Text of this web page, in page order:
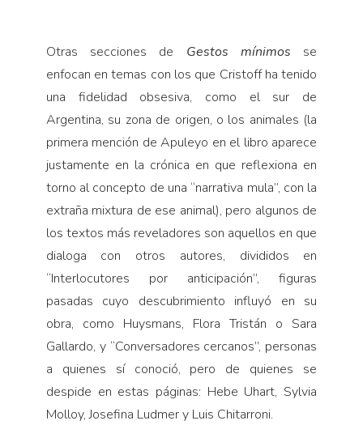
Otras secciones de Gestos mínimos se
enfocan en temas con los que Cristoff ha tenido
una fidelidad obsesiva, como el sur de
Argentina, su zona de origen, o los animales (la
primera mención de Apuleyo en el libro aparece
justamente en la crónica en que reflexiona en
torno al concepto de una “narrativa mula”, con la
extraña mixtura de ese animal), pero algunos de
los textos más reveladores son aquellos en que
dialoga con otros autores, divididos en
“Interlocutores por anticipación”, figuras
pasadas cuyo descubrimiento influyó en su
obra, como Huysmans, Flora Tristán o Sara
Gallardo, y “Conversadores cercanos”, personas
a quienes sí conoció, pero de quienes se
despide en estas páginas: Hebe Uhart, Sylvia
Molloy, Josefina Ludmer y Luis Chitarroni.